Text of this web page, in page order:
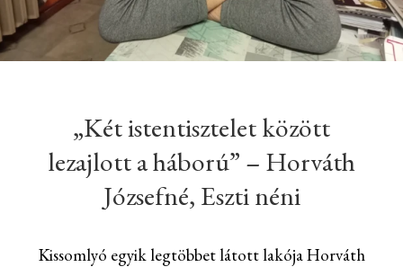
„Két istentisztelet között
lezajlott a háború” – Horváth
Józsefné, Eszti néni
Kissomlyó egyik legtöbbet látott lakója Horváth